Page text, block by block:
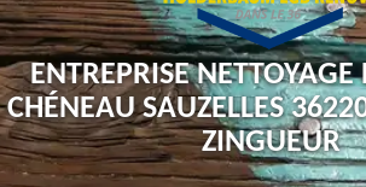
ENTREPRISE NETTOYAGE
CHÉNEAU SAUZELLES
ZINGUEUR